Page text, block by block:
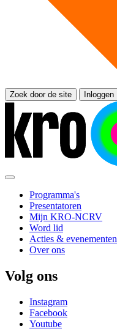
Zoek door de site Inloggen
Programma's
Presentatoren
Mijn KRO-NCRV
Word lid
Acties & evenementen
Over ons
Volg ons
Instagram
Facebook
Youtube